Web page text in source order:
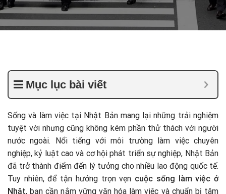
Mục lục bài viết
Sống và làm việc tại Nhật Bản mang lại những trải nghiệm
tuyệt vời nhưng cũng không kém phần thử thách với người
nước ngoài. Nổi tiếng với môi trường làm việc chuyên
nghiệp, kỷ luật cao và cơ hội phát triển sự nghiệp, Nhật Bản
đã trở thành điểm đến lý tưởng cho nhiều lao động quốc tế.
Tuy nhiên, để tận hưởng trọn vẹn cuộc sống làm việc ở
Nhật, bạn cần nắm vững văn hóa làm việc và chuẩn bị tâm